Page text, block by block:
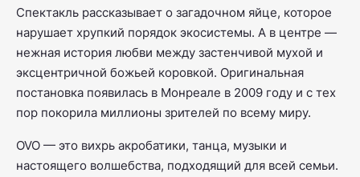
Спектакль рассказывает о загадочном яйце, которое
нарушает хрупкий порядок экосистемы. А в центре —
нежная история любви между застенчивой мухой и
эксцентричной божьей коровкой. Оригинальная
постановка появилась в Монреале в 2009 году и с тех
пор покорила миллионы зрителей по всему миру.
OVO — это вихрь акробатики, танца, музыки и
настоящего волшебства, подходящий для всей семьи.